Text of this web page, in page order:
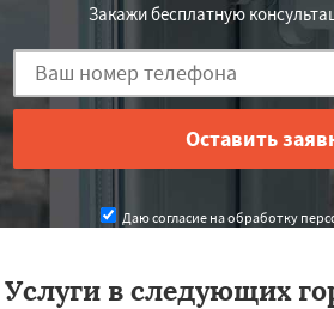
Закажи бесплатную
Даю согласие на обработку
Услуги в следующих